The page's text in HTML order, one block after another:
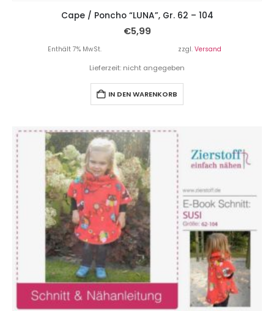
Cape / Poncho “LUNA”, Gr. 62 – 104
€5,99
Enthält 7% MwSt. zzgl. Versand
Lieferzeit: nicht angegeben
IN DEN WARENKORB